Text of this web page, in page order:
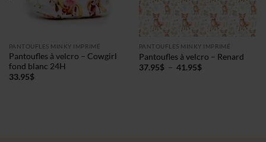
PANTOUFLES MINKY IMPRIMÉ
Pantoufles à velcro – Cowgirl
fond blanc 24H
33.95$
PANTOUFLES MINKY IMPRIMÉ
Pantoufles à velcro – Renard
37.95$ – 41.95$Plage